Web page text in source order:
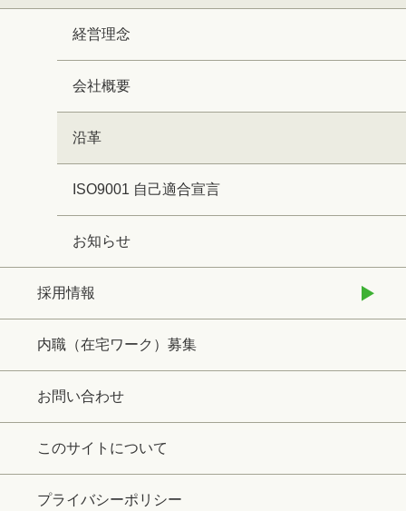
経営理念
会社概要
沿革
ISO9001 自己適合宣言
お知らせ
採用情報
内職（在宅ワーク）募集
お問い合わせ
このサイトについて
プライバシーポリシー